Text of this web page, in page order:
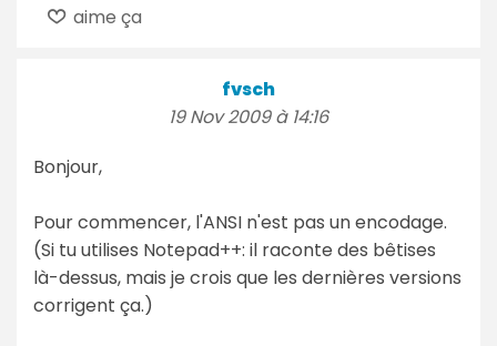
aime ça
fvsch
19 Nov 2009 à 14:16
Bonjour,
Pour commencer, l'ANSI n'est pas un encodage.
(Si tu utilises Notepad++: il raconte des bêtises
là-dessus, mais je crois que les dernières versions
corrigent ça.)